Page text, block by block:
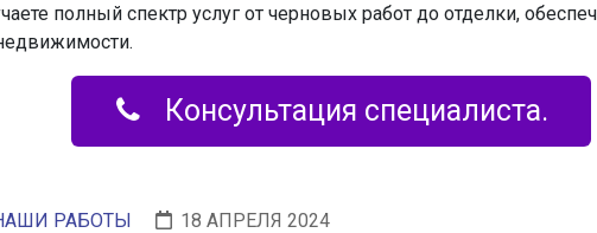
полный спектр услуг от черновых работ до отделки,
Консультация специалиста.
РАБОТЫ 18 АПРЕЛЯ 2024